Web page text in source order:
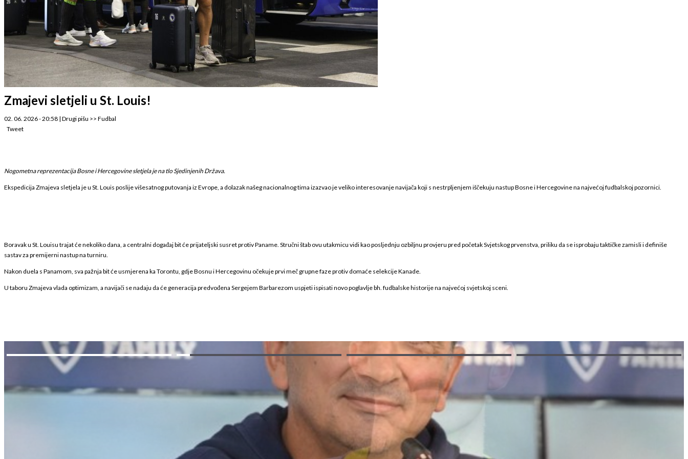
Zmajevi sletjeli u St. Louis!
02. 06. 2026 - 20:58 | Drugi pišu >> Fudbal
Tweet
Nogometna reprezentacija Bosne i Hercegovine sletjela je na tlo Sjedinjenih Država.
Ekspedicija Zmajeva sletjela je u St. Louis poslije višesatnog putovanja iz Evrope, a dolazak našeg nacionalnog tima izazvao je veliko interesovanje navijača koji s nestrpljenjem iščekuju nastup Bosne i Hercegovine na najvećoj fudbalskoj pozornici.
Boravak u St. Louisu trajat će nekoliko dana, a centralni događaj bit će prijateljski susret protiv Paname. Stručni štab ovu utakmicu vidi kao posljednju ozbiljnu provjeru pred početak Svjetskog prvenstva, priliku da se isprobaju taktičke zamisli i definiše
sastav za premijerni nastup na turniru.
Nakon duela s Panamom, sva pažnja bit će usmjerena ka Torontu, gdje Bosnu i Hercegovinu očekuje prvi meč grupne faze protiv domaće selekcije Kanade.
U taboru Zmajeva vlada optimizam, a navijači se nadaju da će generacija predvođena Sergejem Barbarezom uspjeti ispisati novo poglavlje bh. fudbalske historije na najvećoj svjetskoj sceni.